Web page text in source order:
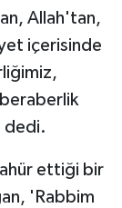
Allah'tan,
içerisinde
dedi.
ettiği bir
'Rabbim